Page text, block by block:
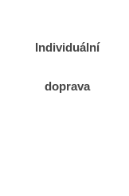
Individuální
doprava